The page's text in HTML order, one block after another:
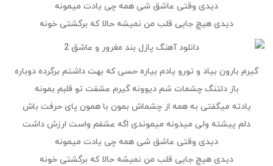
دیدی وقتی عاشق شی همه چی یادت میمونه
دیدی هیچ جایی قلب من نمیشه حالا که برگشتی خونه
گیرم بارون بیاد و تورو یادم بیاره حسی که بهت داشتم برگرده دوباره
باز دلتنگ چشمات شم دیوونه گیرم عشقت تو قلبم بمونه
یادته میگفتی به همه از چشماش بمون با همون پای حرفت باش
دلم پیشته ولی میدونه میموندی اگه عشقم واست ارزش داشت
دیدی وقتی عاشق شی همه چی یادت میمونه
دیدی هیچ جایی قلب من نمیشه حالا که برگشتی خونه